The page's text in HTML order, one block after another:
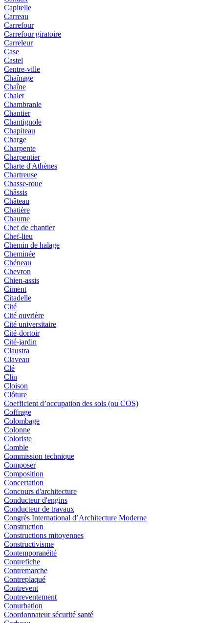
Capitelle
Carreau
Carrefour
Carrefour giratoire
Carreleur
Case
Castel
Centre-ville
Chaînage
Chaîne
Chalet
Chambranle
Chantier
Chantignole
Chapiteau
Charge
Charpente
Charpentier
Charte d'Athènes
Chartreuse
Chasse-roue
Châssis
Château
Chatière
Chaume
Chef de chantier
Chef-lieu
Chemin de halage
Cheminée
Chéneau
Chevron
Chien-assis
Ciment
Citadelle
Cité
Cité ouvrière
Cité universitaire
Cité-dortoir
Cité-jardin
Claustra
Claveau
Clé
Clin
Cloison
Clôture
Coefficient d’occupation des sols (ou COS)
Coffrage
Colombage
Colonne
Coloriste
Comble
Commission technique
Composer
Composition
Concertation
Concours d'architecture
Conducteur d'engins
Conducteur de travaux
Congrès International d’Architecture Moderne
Construction
Constructions mitoyennes
Constructivisme
Contemporanéité
Contrefiche
Contremarche
Contreplaqué
Contrevent
Contreventement
Conurbation
Coordonnateur sécurité santé